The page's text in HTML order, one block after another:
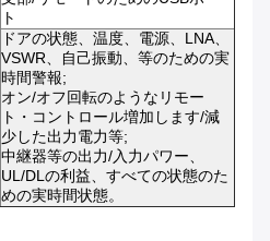
ト
ドアの状態、温度、電源、LNA、
VSWR、自己振動、等のための実
時間警報;
オン/オフ回転のようなリモー
ト・コントロール増加します/減
少した出力電力等;
中継器等の出力/入力パワー、
UL/DLの利益、すべての状態のた
めの実時間状態。